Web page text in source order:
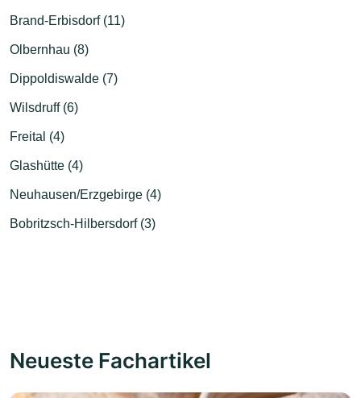
Brand-Erbisdorf (11)
Olbernhau (8)
Dippoldiswalde (7)
Wilsdruff (6)
Freital (4)
Glashütte (4)
Neuhausen/Erzgebirge (4)
Bobritzsch-Hilbersdorf (3)
Neueste Fachartikel